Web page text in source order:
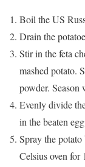
Boil the US
Drain the
Stir in the feta
mashed potato.
powder. Season
Evenly divide
in the beaten
Spray the
Celsius oven for